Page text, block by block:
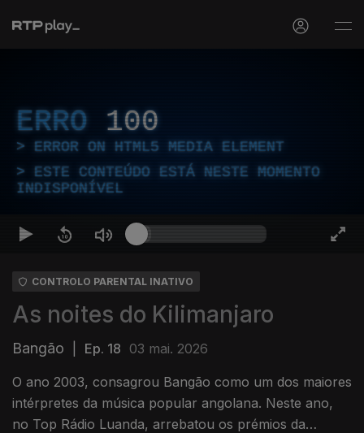
ERRO 100
ERROR ON HTML5 MEDIA ELEMENT
ESTE CONTEÚDO ESTÁ NESTE MOMENTO
INDISPONÍVEL
CONTROLO PARENTAL INATIVO
As noites do Kilimanjaro
Bangão Ep. 18 03 mai. 2026
O ano 2003, consagrou Bangão como um dos maiores
intérpretes da música popular angolana. Neste ano,
no Top Rádio Luanda, arrebatou os prémios da